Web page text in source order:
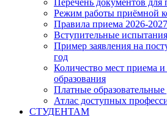
Перечень документов для
Режим работы приёмной
Правила приема 2026-
Вступительные испытания
Пример заявления на
год
Количество мест приема
образования
Платные образовательные
Атлас доступных
СТУДЕНТАМ